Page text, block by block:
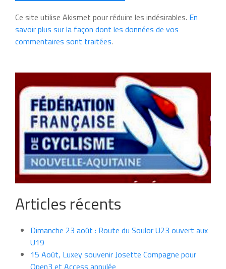
Ce site utilise Akismet pour réduire les indésirables. En
savoir plus sur la façon dont les données de vos
commentaires sont traitées.
Articles récents
Dimanche 23 août : Route du Soulor U23 ouvert aux
U19
15 Août, Luxey souvenir Josette Compagne pour